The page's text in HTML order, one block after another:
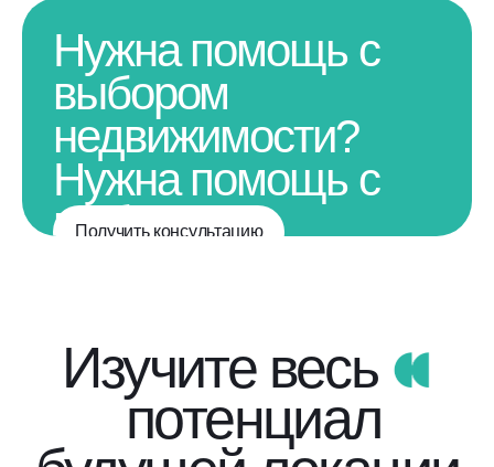
Нужна помощь с
выбором
недвижимости?
Нужна помощь с
выбором
Получить консультацию
Изучите весь
потенциал